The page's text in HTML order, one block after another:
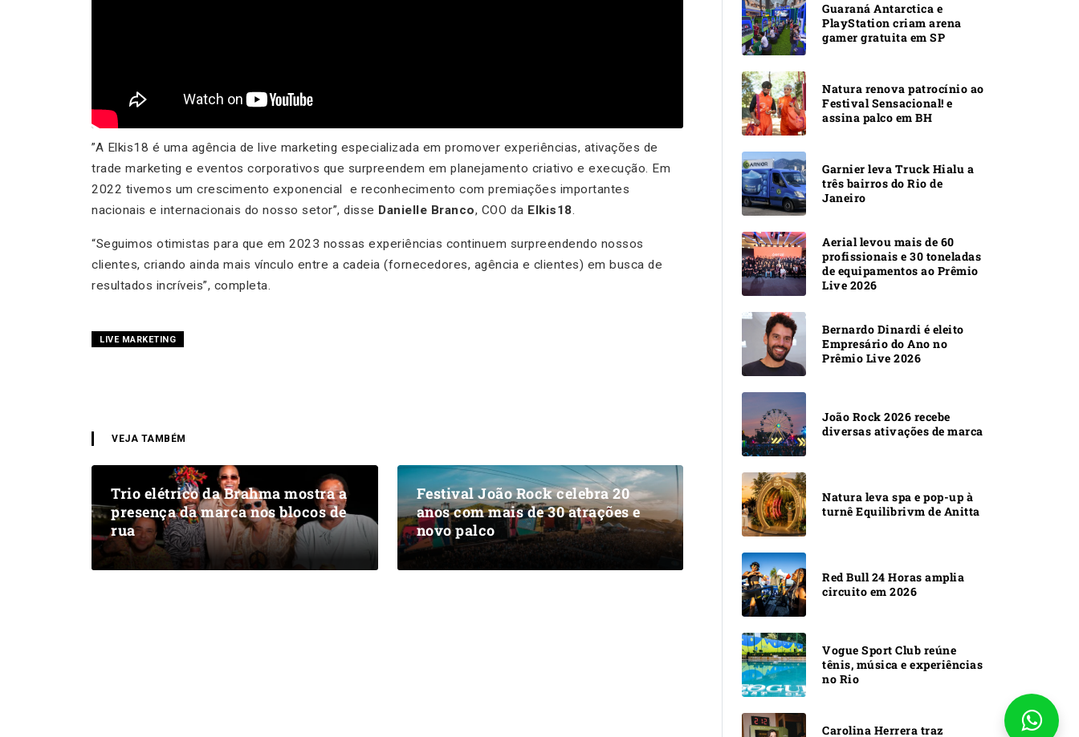
”A Elkis18 é uma agência de live marketing especializada em promover experiências, ativações de
trade marketing e eventos corporativos que surpreendem em planejamento criativo e execução. Em
2022 tivemos um crescimento exponencial e reconhecimento com premiações importantes
nacionais e internacionais do nosso setor”, disse Danielle Branco, COO da Elkis18.
“Seguimos otimistas para que em 2023 nossas experiências continuem surpreendendo nossos
clientes, criando ainda mais vínculo entre a cadeia (fornecedores, agência e clientes) em busca de
resultados incríveis”, completa.
LIVE MARKETING
VEJA TAMBÉM
Trio elétrico da Brahma mostra a
presença da marca nos blocos de
rua
Festival João Rock celebra 20
anos com mais de 30 atrações e
novo palco
Guaraná Antarctica e
PlayStation criam arena
gamer gratuita em SP
Natura renova patrocínio ao
Festival Sensacional! e
assina palco em BH
Garnier leva Truck Hialu a
três bairros do Rio de
Janeiro
Aerial levou mais de 60
profissionais e 30 toneladas
de equipamentos ao Prêmio
Live 2026
Bernardo Dinardi é eleito
Empresário do Ano no
Prêmio Live 2026
João Rock 2026 recebe
diversas ativações de marca
Natura leva spa e pop-up à
turnê Equilibrivm de Anitta
Red Bull 24 Horas amplia
circuito em 2026
Vogue Sport Club reúne
tênis, música e experiências
no Rio
Carolina Herrera traz